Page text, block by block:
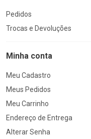
Pedidos
Trocas e Devoluções
Minha conta
Meu Cadastro
Meus Pedidos
Meu Carrinho
Endereço de Entrega
Alterar Senha